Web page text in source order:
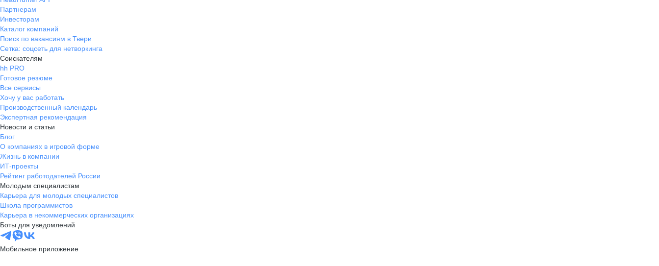
Партнерам
Инвесторам
Каталог компаний
Поиск по вакансиям в Твери
Сетка: соцсеть для нетворкинга
Соискателям
hh PRO
Готовое резюме
Все сервисы
Хочу у вас работать
Производственный календарь
Экспертная рекомендация
Новости и статьи
Блог
О компаниях в игровой форме
Жизнь в компании
ИТ-проекты
Рейтинг работодателей России
Молодым специалистам
Карьера для молодых специалистов
Школа программистов
Карьера в некоммерческих организациях
Боты для уведомлений
Мобильное приложение